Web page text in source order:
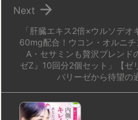
「肝臓エキス2倍×ウルソデオ
60mg配合！ウコン・オルニチ
A・セサミンも贅沢ブレンド
ゼZ』10回分2個セット」【ゼ
パリーゼから待望の

Next